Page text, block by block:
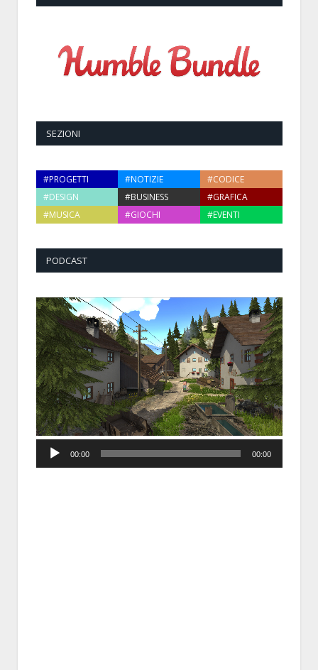
SEZIONI
#PROGETTI #NOTIZIE
#CODICE
#DESIGN
#BUSINESS
#GRAFICA
#MUSICA
#GIOCHI #EVENTI
PODCAST
Player
00:00 00:00